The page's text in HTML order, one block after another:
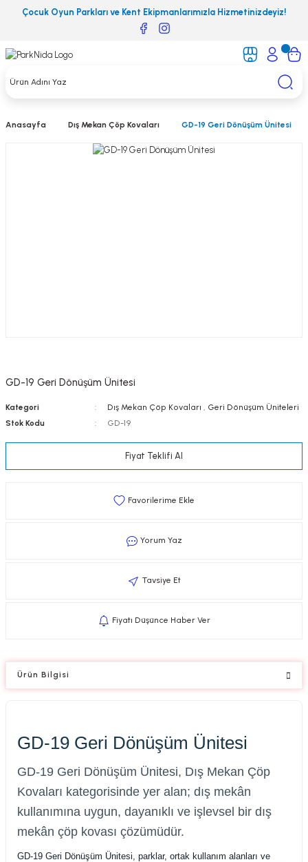
Çocuk Oyun Parkları ve Kent Ekipmanlarımızla Hizmetinizdeyiz!
Anasayfa Dış Mekan Çöp Kovaları GD-19 Geri Dönüşüm Ünitesi
GD-19 Geri Dönüşüm Ünitesi
Kategori Dış Mekan Çöp Kovaları
Geri Dönüşüm Üniteleri
Stok Kodu
GD-19
Fiyat Teklifi Al
Yorum Yaz
Tavsiye Et
Fiyatı Düşünce Haber Ver
Ürün Bilgisi
GD-19 Geri Dönüşüm Ünitesi
GD-19 Geri Dönüşüm Ünitesi, Dış Mekan Çöp
Kovaları kategorisinde yer alan; dış mekân
kullanımına uygun, dayanıklı ve işlevsel bir dış
mekân çöp kovası çözümüdür.
GD-19 Geri Dönüşüm Ünitesi, parklar, ortak kullanım alanları ve